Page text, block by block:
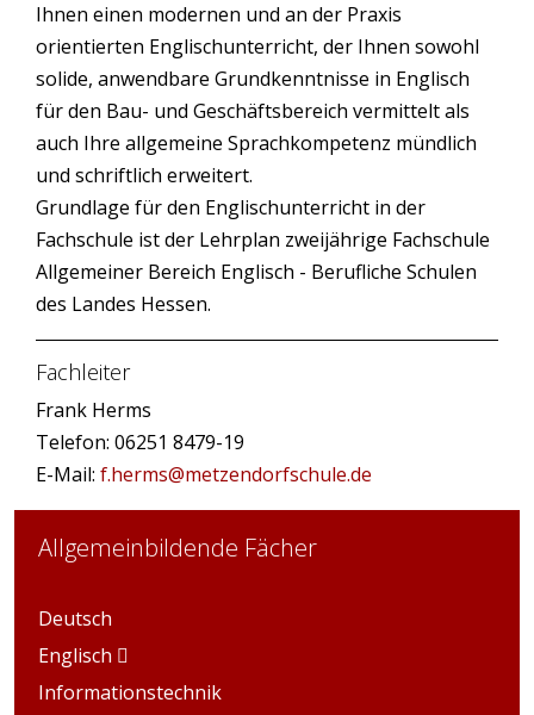
Ihnen einen modernen und an der Praxis
orientierten Englischunterricht, der Ihnen sowohl
solide, anwendbare Grundkenntnisse in Englisch
für den Bau- und Geschäftsbereich vermittelt als
auch Ihre allgemeine Sprachkompetenz mündlich
und schriftlich erweitert.
Grundlage für den Englischunterricht in der
Fachschule ist der Lehrplan zweijährige Fachschule
Allgemeiner Bereich Englisch - Berufliche Schulen
des Landes Hessen.
Fachleiter
Frank Herms
Telefon: 06251 8479-19
E-Mail: f.herms@metzendorfschule.de
Allgemeinbildende Fächer
Deutsch
Englisch
Informationstechnik